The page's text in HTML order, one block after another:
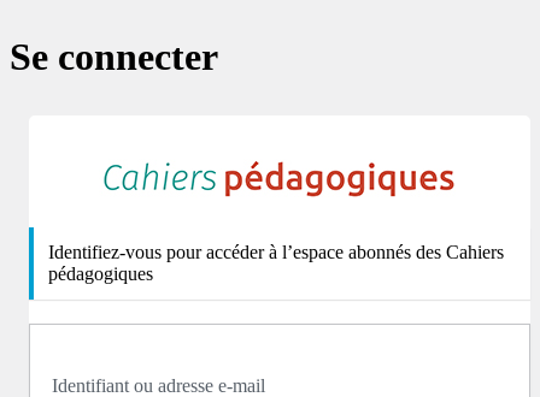
Se connecter
Identifiez-vous pour accéder à l’espace abonnés des Cahiers
pédagogiques
Identifiant ou adresse e-mail